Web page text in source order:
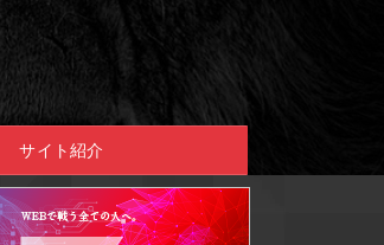
サイト紹介